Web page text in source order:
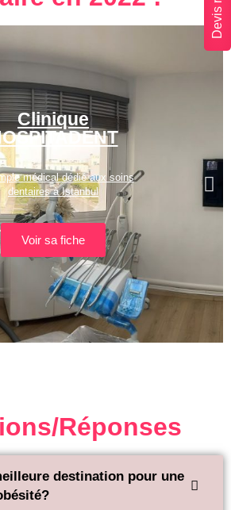
Clinique
médical dédié aux soins
dentaires à Istanbul
Voir sa fiche
Réponses
destination pour une